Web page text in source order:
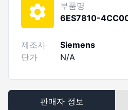
부품명
6ES7810-
제조사
Siemens
단가
N/A
판매자 정보